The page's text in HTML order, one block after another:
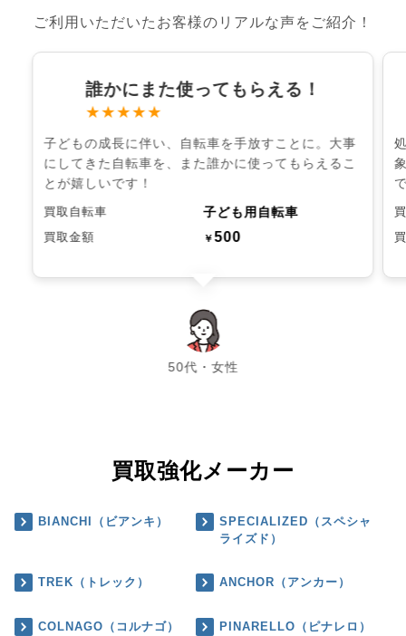
ご利用いただいたお客様のリアルな声をご紹介！
誰かにまた使ってもらえる！
★★★★★
子どもの成長に伴い、自転車を手放すことに。大事
にしてきた自転車を、また誰かに使ってもらえるこ
とが嬉しいです！
買取自転車 子ども用自転車
買取金額 ￥500
50代・女性
chevron_left chevron_right
買取強化メーカー
BIANCHI（ビアンキ）
SPECIALIZED（スペシャ
ライズド）
TREK（トレック） ANCHOR（アンカー）
COLNAGO（コルナゴ） PINARELLO（ピナレロ）